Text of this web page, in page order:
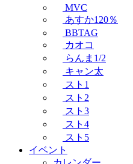
MVC
あすか120％
BBTAG
カオコ
らんま1/2
キャン太
スト1
スト2
スト3
スト4
スト5
イベント